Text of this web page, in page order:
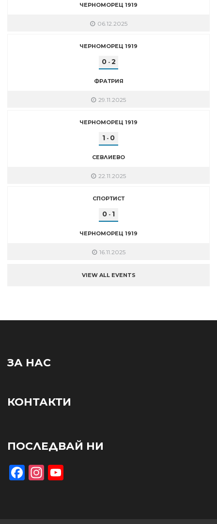
ЧЕРНОМОРЕЦ 1919
06.12.2025
ЧЕРНОМОРЕЦ 1919
0- 2
ФРАТРИЯ
29.11.2025
ЧЕРНОМОРЕЦ 1919
1 - 0
СЕВЛИЕВО
22.11.2025
СПОРТИСТ
0 - 1
ЧЕРНОМОРЕЦ 1919
16.11.2025
VIEW ALL EVENTS
ЗА НАС
КОНТАКТИ
ПОСЛЕДВАЙ НИ
Facebook
Instagram